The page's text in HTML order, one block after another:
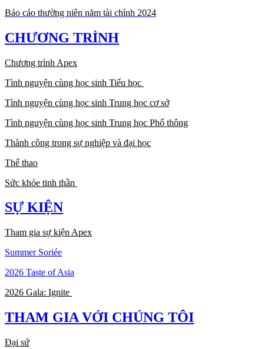
Báo cáo thường niên năm tài chính 2024
CHƯƠNG TRÌNH
Chương trình Apex
Tình nguyện cùng học sinh Tiểu học
Tình nguyện cùng học sinh Trung học cơ sở
Tình nguyện cùng học sinh Trung học Phổ thông
Thành công trong sự nghiệp và đại học
Thể thao
Sức khỏe tinh thần
SỰ KIỆN
Tham gia sự kiện Apex
Summer Soriée
2026 Taste of Asia
2026 Gala: Ignite
THAM GIA VỚI CHÚNG TÔI
Đại sứ